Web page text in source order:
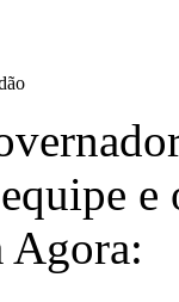
Agora: